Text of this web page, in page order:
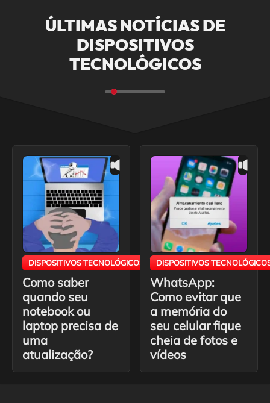
ÚLTIMAS NOTÍCIAS DE
DISPOSITIVOS
TECNOLÓGICOS
DISPOSITIVOS TECNOLÓGICOS
Como saber
quando seu
notebook ou
laptop precisa de
uma
atualização?
DISPOSITIVOS
WhatsApp:
Como evitar que
a memória do
seu celular fique
cheia de fotos e
vídeos